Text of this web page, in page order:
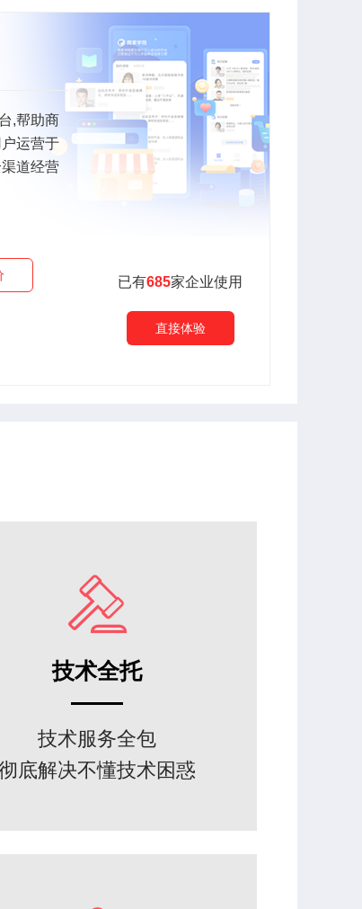
,帮助商
运营于
道经营
已有685家企业使用
直接体验
技术全托
技术服务全包
底解决不懂技术困惑